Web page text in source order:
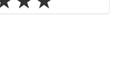
pesquisas-e-
mantem-na-lideranca-do-